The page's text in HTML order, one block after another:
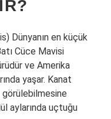
Dünyanın en küçük
Cüce Mavisi
ve Amerika
yaşar. Kanat
görülebilmesine
aylarında uçtuğu